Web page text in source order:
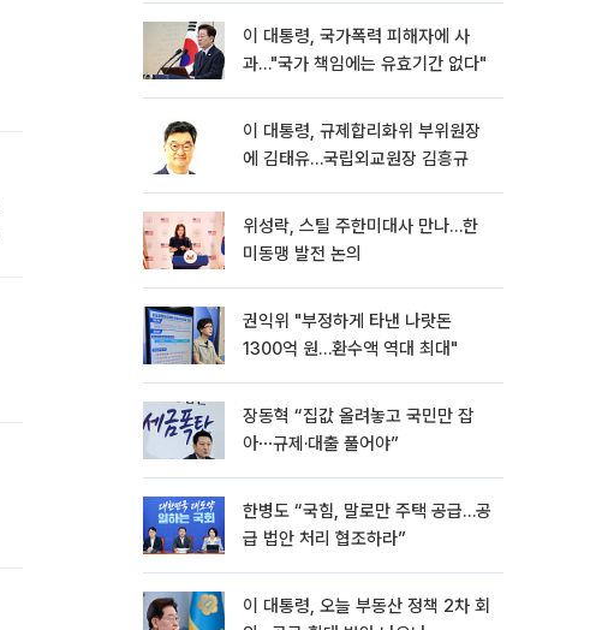
이 대통령, 국가폭력 피해자에 사
과…"국가 책임에는 유효기간 없다"
이 대통령, 규제합리화위 부위원장
에 김태유…국립외교원장 김흥규
위성락, 스틸 주한미대사 만나…한
미동맹 발전 논의
권익위 "부정하게 타낸 나랏돈
1300억 원…환수액 역대 최대"
장동혁 “집값 올려놓고 국민만 잡
아⋯규제·대출 풀어야”
한병도 “국힘, 말로만 주택 공급…공
급 법안 처리 협조하라”
이 대통령, 오늘 부동산 정책 2차 회